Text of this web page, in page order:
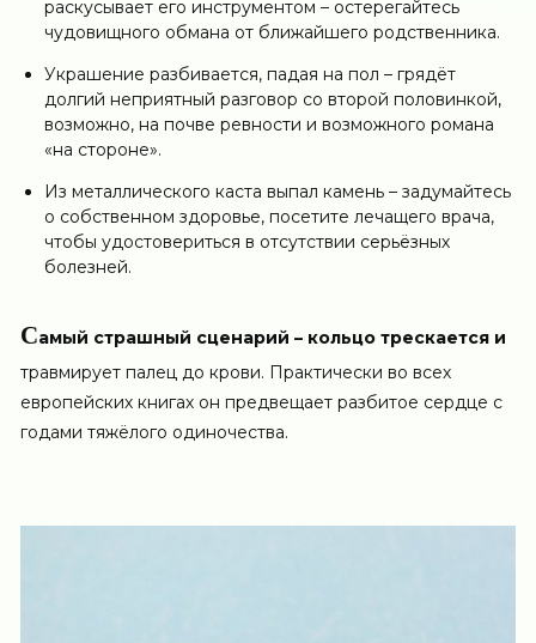
раскусывает его инструментом – остерегайтесь
чудовищного обмана от ближайшего родственника.
Украшение разбивается, падая на пол – грядёт
долгий неприятный разговор со второй половинкой,
возможно, на почве ревности и возможного романа
«на стороне».
Из металлического каста выпал камень – задумайтесь
о собственном здоровье, посетите лечащего врача,
чтобы удостовериться в отсутствии серьёзных
болезней.
Самый страшный сценарий – кольцо трескается и
травмирует палец до крови. Практически во всех
европейских книгах он предвещает разбитое сердце с
годами тяжёлого одиночества.